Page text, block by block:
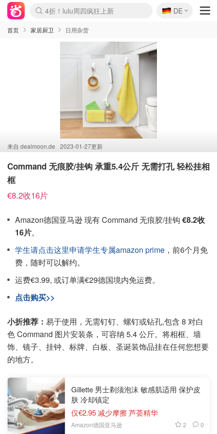
Boticinal 夏促开抢！
4折！lulu周四疯狂上新
还没结束！&OtherStories大促
Joybuy变相75折 随时失效
速领！Stanley独家85折
疑似霸哥！Camper额外叠85折
Zalando 奥莱闪促！每日更新
Moncler反季囤！5折起+叠9折
Coach Brooklyn仅€192
🇩🇪
DE
首页 家居厨卫 日用杂货
来自 dealmoon.de 2023-01-27更新
Command 无痕胶/挂钩 承重5.4公斤 无需打孔 轻松挂相
框
€8.2收16片
Amazon德国亚马逊 现有 Command 无痕胶/挂钩 €8.2收
16片。
学生请点击这里申请学生专属amazon prime ，前6个月免
费，随时可以解约。
运费€3.99, 或订单满€29德国境内免运费。
点击购买>>
小折推荐： 易于使用，无需钉钉、螺钉或钻孔,包含 8 对白
色 Command 图片安装条，可容纳 5.4 公斤。将相框、墙
饰、镜子、挂钟、标牌、白板、圣诞装饰品挂在任何您想要
的地方。
Gillette 男士剃须泡沫 敏感肌适用 保护皮
肤 冷却镇定
仅€2.95 减少摩擦 芦荟精华
Amazon德国亚马逊 2 0